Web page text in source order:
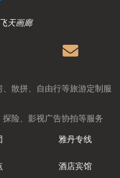
天画廊
散拼、自由行等旅游定制服
险、影视广告协拍等服务
雅丹专线
酒店宾馆